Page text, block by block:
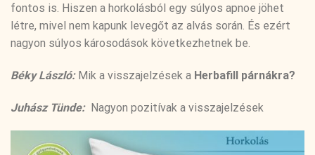
fontos is. Hiszen a horkolásból egy súlyos apnoe jöhet
létre, mivel nem kapunk levegőt az alvás során. És ezért
nagyon súlyos károsodások következhetnek be.
Béky László: Mik a visszajelzések a Herbafill párnákra?
Juhász Tünde: Nagyon pozitívak a visszajelzések